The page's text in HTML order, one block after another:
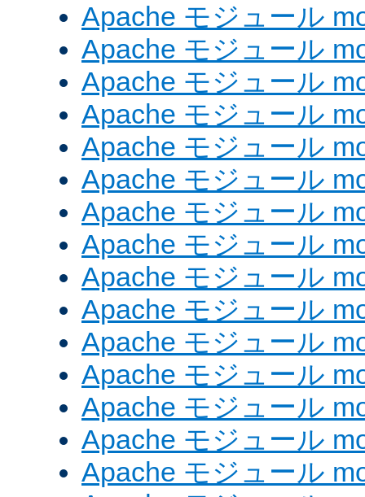
Apache モジュール
Apache モジュール
Apache モジュール
Apache モジュール
Apache モジュール
Apache モジュール
Apache モジュール
Apache モジュール
Apache モジュール
Apache モジュール
Apache モジュール
Apache モジュール
Apache モジュール
Apache モジュール
Apache モジュール